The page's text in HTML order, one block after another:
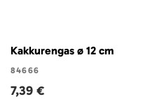
Kakkurengas ø 12 cm
84666
7,39 €